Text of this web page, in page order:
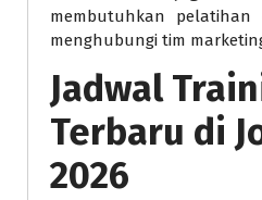
membutuhkan
menghubungi tim
Jadwal
Terbaru di
2026